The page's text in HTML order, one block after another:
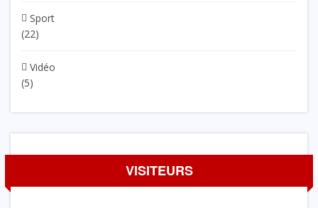
Sport
(22)
Vidéo
(5)
VISITEURS